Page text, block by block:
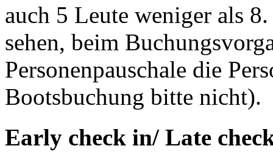
auch 5 Leute weniger als
sehen, beim
Personenpauschale die
Bootsbuchung bitte nicht).
Early check in/ Late